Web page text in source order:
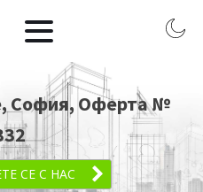
София, Оферта №
СЕ С НАС